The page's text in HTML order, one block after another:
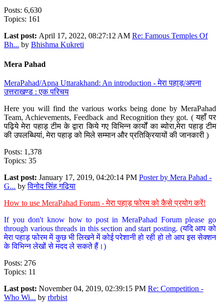
Posts: 6,630
Topics: 161
Last post: April 17, 2022, 08:27:12 AM Re: Famous Temples Of
Bh... by Bhishma Kukreti
Mera Pahad
MeraPahad/Apna Uttarakhand: An introduction - मेरा पहाड़/अपना
उत्तराखण्ड : एक परिचय
Here you will find the various works being done by MeraPahad
Team, Achievements, Feedback and Recognition they got. ( यहाँ पर
पढ़िये मेरा पहाड़ टीम के द्वारा किये गए विभिन्न कार्यों का ब्योरा,मेरा पहाड़ टीम
की उपलब्धियां, मेरा पहाड़ को मिले सम्मान और प्रतिक्रियायों की जानकारी )
Posts: 1,378
Topics: 35
Last post: January 17, 2019, 04:20:14 PM Poster by Mera Pahad -
G... byविनोद सिंह गढ़िया
How to use MeraPahad Forum - मेरा पहाड़ फोरम को कैसे प्रयोग करें!
If you don't know how to post in MeraPahad Forum please go
through various threads in this section and start posting. (यदि आप को
मेरा पहाड़ फोरम में कुछ भी लिखने में कोई परेशानी हो रही हो तो आप इस सेक्शन
के विभिन्न लेखों से मदद ले सकते हैं।)
Posts: 276
Topics: 11
Last post: November 04, 2019, 02:39:15 PM Re: Competition -
Who Wi... by rbrbist